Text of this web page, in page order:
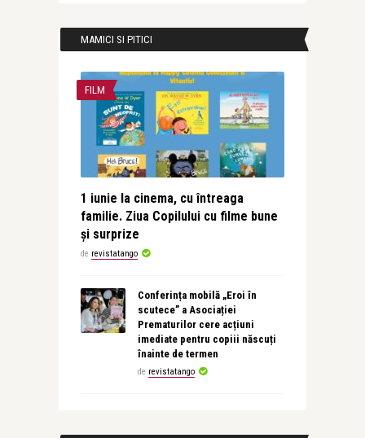
MAMICI SI PITICI
FILM
1 iunie la cinema, cu întreaga
familie. Ziua Copilului cu filme bune
și surprize
de revistatango
Conferința mobilă „Eroi în
scutece” a Asociației
Prematurilor cere acțiuni
imediate pentru copiii născuți
înainte de termen
de revistatango